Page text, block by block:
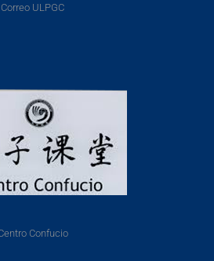
Correo ULPGC
Confucio